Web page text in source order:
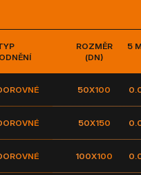
ROZMĚR
(DN)
5
50X100
50X150
100X100